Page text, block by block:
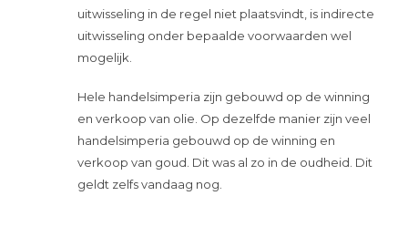
uitwisseling in de regel niet plaatsvindt, is indirecte
uitwisseling onder bepaalde voorwaarden wel
mogelijk.
Hele handelsimperia zijn gebouwd op de winning
en verkoop van olie. Op dezelfde manier zijn veel
handelsimperia gebouwd op de winning en
verkoop van goud. Dit was al zo in de oudheid. Dit
geldt zelfs vandaag nog.